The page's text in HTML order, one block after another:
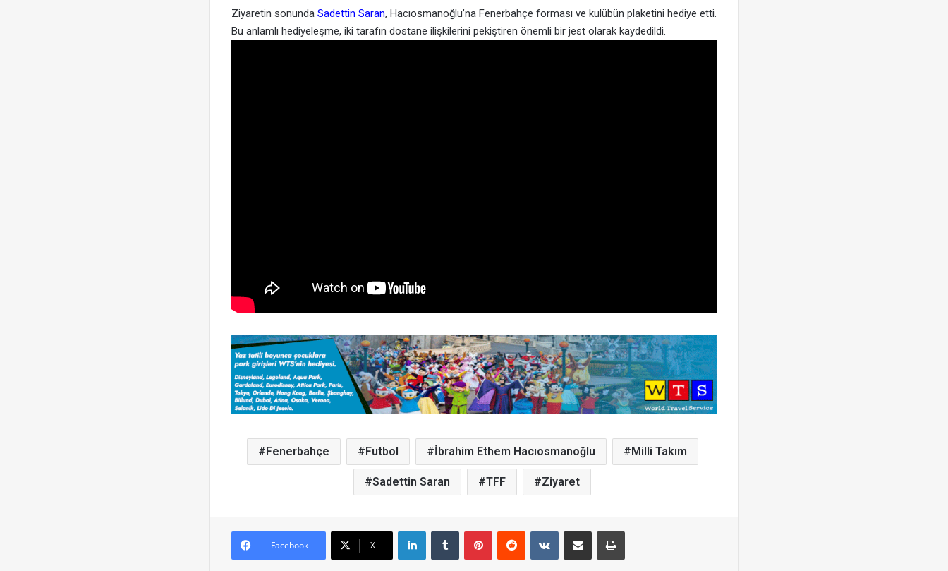
Ziyaretin sonunda Sadettin Saran, Hacıosmanoğlu’na Fenerbahçe forması ve kulübün plaketini hediye etti.
Bu anlamlı hediyeleşme, iki tarafın dostane ilişkilerini pekiştiren önemli bir jest olarak kaydedildi.
Fenerbahçe Futbol İbrahim Ethem Hacıosmanoğlu Milli Takım
Sadettin Saran TFF Ziyaret
Facebook X